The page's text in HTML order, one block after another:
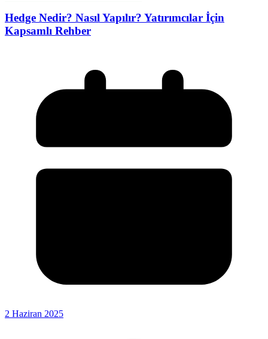
Hedge Nedir? Nasıl Yapılır? Yatırımcılar İçin
Kapsamlı Rehber
2 Haziran 2025